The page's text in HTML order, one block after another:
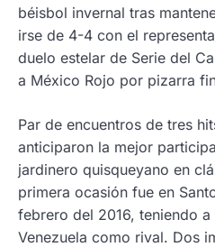
béisbol invernal tras
irse de 4-4 con el
duelo estelar de Serie del
a México Rojo por pizarra
Par de encuentros de tres
anticiparon la mejor
jardinero quisqueyano en
primera ocasión fue en
febrero del 2016, teniendo
Venezuela como rival. Dos